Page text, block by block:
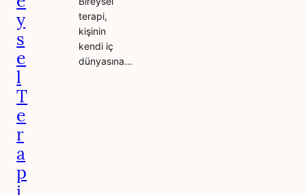
y
s
e
l
T
e
r
a
p
terapi,
kişinin
kendi iç
dünyasına…